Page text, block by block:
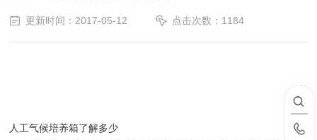
更新时间：2017-05-12 点击次数：1184
人工气候培养箱了解多少